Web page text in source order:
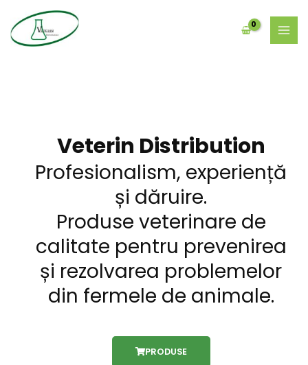
content
Veterin Distribution
Profesionalism, experiență
și dăruire.
Produse veterinare de
calitate pentru prevenirea
și rezolvarea problemelor
din fermele de animale.
PRODUSE